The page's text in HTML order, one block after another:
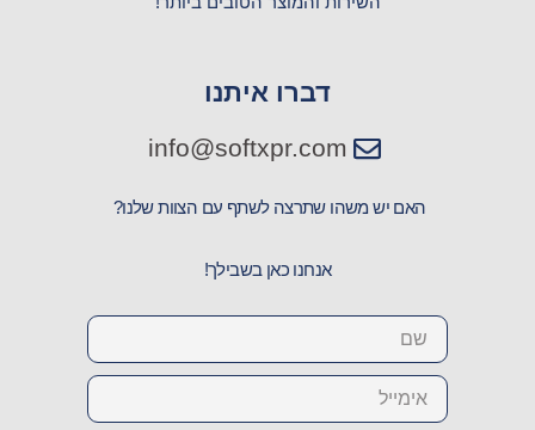
דברו איתנו
info@softxpr.com
האם יש משהו שתרצה לשתף עם הצוות שלנו?
אנחנו כאן בשבילך!
Name
Email